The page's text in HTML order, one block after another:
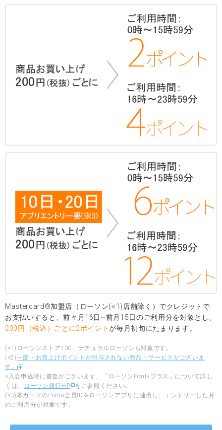
Mastercard®加盟店（ローソン(※1)店舗除く）でクレジットで
お支払いすると、前々月16日~前月15日のご利用分を対象とし、
200円（税込）ごとに2ポイントが毎月初旬にたまります。
(※1)ローソンストア100、ナチュラルローソンも対象です。
(※2)一部・お買上げポイントが付与されない商品・サービスがございま
す。
※入会申込時に審査がございます。「ローソンPontaプラス」について詳し
くは、
ローソン銀行HP
をご参照ください。
(※3)本カードのPonta会員IDをローソンアプリに連携し、エントリーした月
のご利用分が対象です。